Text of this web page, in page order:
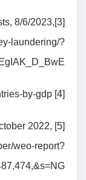
8/6/2023,
laundering/?
[4] Countries by GDP, site of PopulationU.com, https://www.populationu.com/gen/countries-by-gdp
2022,
weo-report?